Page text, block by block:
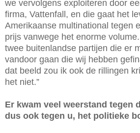
we vervolgens exploiteren door
firma, Vattenfall, en die gaat het
Amerikaanse multinational tegen
prijs vanwege het enorme
twee buitenlandse partijen die er
vandoor gaan die wij hebben
dat beeld zou ik ook de rillingen
het niet.”
Er kwam veel weerstand tegen
dus ook tegen u, het politieke